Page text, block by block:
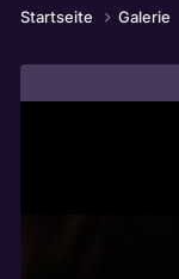
Startseite Galerie